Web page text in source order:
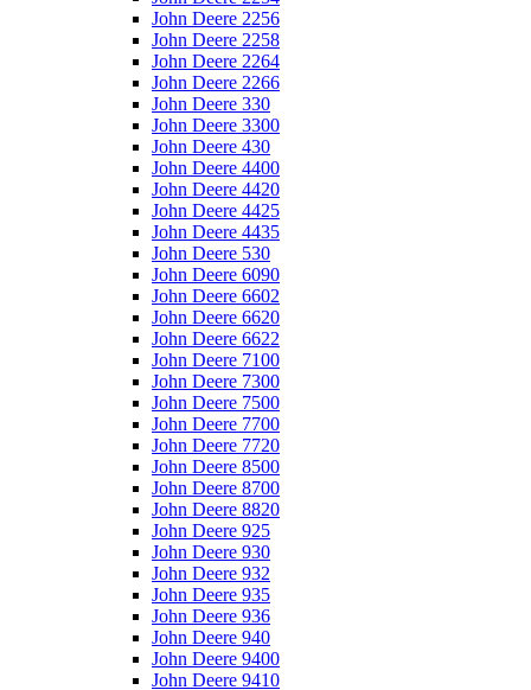
John Deere 2256
John Deere 2258
John Deere 2264
John Deere 2266
John Deere 330
John Deere 3300
John Deere 430
John Deere 4400
John Deere 4420
John Deere 4425
John Deere 4435
John Deere 530
John Deere 6090
John Deere 6602
John Deere 6620
John Deere 6622
John Deere 7100
John Deere 7300
John Deere 7500
John Deere 7700
John Deere 7720
John Deere 8500
John Deere 8700
John Deere 8820
John Deere 925
John Deere 930
John Deere 932
John Deere 935
John Deere 936
John Deere 940
John Deere 9400
John Deere 9410